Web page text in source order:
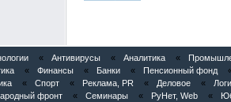
« Антивирусы « Аналитика «
« Финансы « Банки « Пенсионный фонд
« Спорт « Реклама, PR « Деловое «
фронт « Семинары « РуНет, Web «